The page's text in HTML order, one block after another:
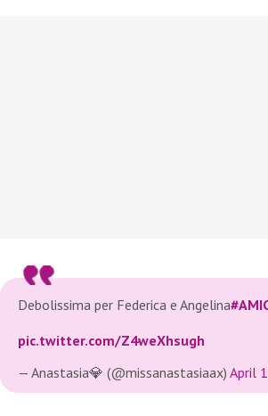
Debolissima per Federica e Angelina
pic.twitter.com/Z4weXhsugh
— Anastasia💎 (@missanastasiaax) April